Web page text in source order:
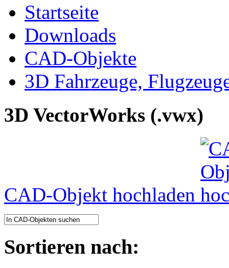
Startseite
Downloads
CAD-Objekte
3D Fahrzeuge,
3D VectorWorks (.vwx)
CAD-Objekt hochladen
Sortieren nach: